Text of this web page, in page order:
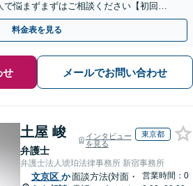
悩まずまずはご相談ください【初回来
可】【千葉中央駅5分】
料金表を見る
せ メールでお問い合わせ
土屋 峻
弁護士
インタビュー
を見る
東京都
弁護士法人琥珀法律事務所 新宿事務所
文京区 か面談方法(対面・
営業時間：0